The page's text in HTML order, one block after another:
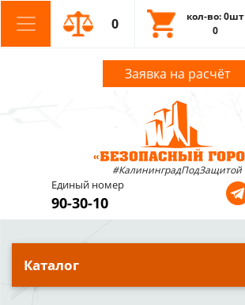
0
кол-во: 0шт
0
Заявка на расчёт
#КалининградПодЗащитой
Единый номер
90-30-10
Каталог